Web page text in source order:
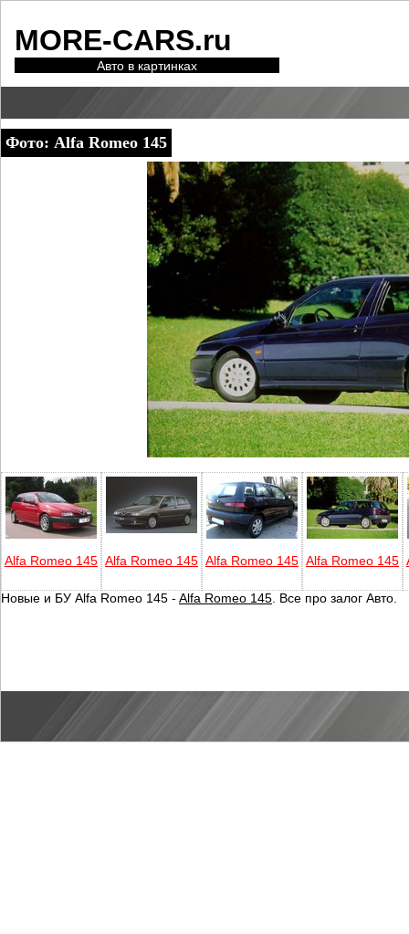
MORE-CARS.ru
Авто в картинках
Фото: Alfa Romeo 145
Alfa Romeo 145 Alfa Romeo 145 Alfa Romeo 145 Alfa Romeo 145
Новые и БУ Alfa Romeo 145 - Alfa Romeo 145. Все про залог Авто.